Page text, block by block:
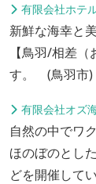
有限会社ホテ
新鮮な海幸と
【鳥羽/相差
す。 (鳥羽市)
有限会社オズ
自然の中でワ
ほのぼのとし
どを開催してい